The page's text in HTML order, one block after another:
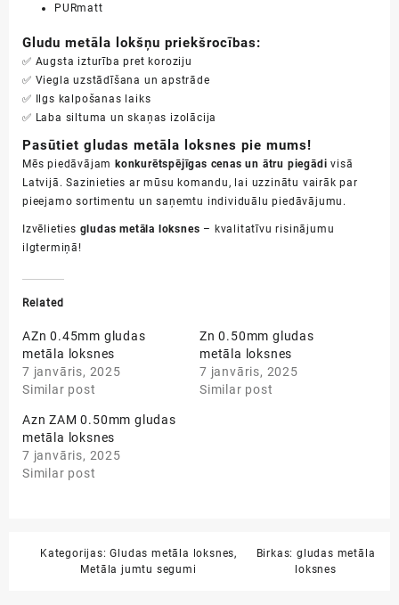
PURmatt
Gludu metāla lokšņu priekšrocības:
✅ Augsta izturība pret koroziju
✅ Viegla uzstādīšana un apstrāde
✅ Ilgs kalpošanas laiks
✅ Laba siltuma un skaņas izolācija
Pasūtiet gludas metāla loksnes pie mums!
Mēs piedāvājam konkurētspējīgas cenas un ātru piegādi visā
Latvijā. Sazinieties ar mūsu komandu, lai uzzinātu vairāk par
pieejamo sortimentu un saņemtu individuālu piedāvājumu.
Izvēlieties gludas metāla loksnes – kvalitatīvu risinājumu
ilgtermiņā!
Related
AZn 0.45mm gludas
metāla loksnes
7 janvāris, 2025
Similar post
Zn 0.50mm gludas
metāla loksnes
7 janvāris, 2025
Similar post
Azn ZAM 0.50mm gludas
metāla loksnes
7 janvāris, 2025
Similar post
Kategorijas:Gludas metāla loksnes,
Metāla jumtu segumi
Birkas: gludas metāla
loksnes